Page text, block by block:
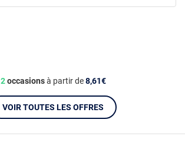
2occasionsà partir de8,61€
VOIR TOUTES LES OFFRES